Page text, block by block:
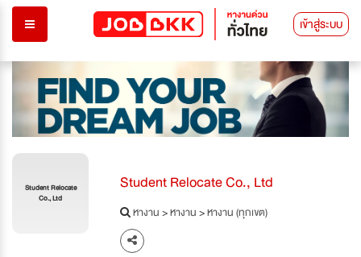
เข้าสู่ระบบ
Student Relocate
Co., Ltd
Student Relocate Co., Ltd
หางาน>หางาน>หางาน (ทุกเขต)